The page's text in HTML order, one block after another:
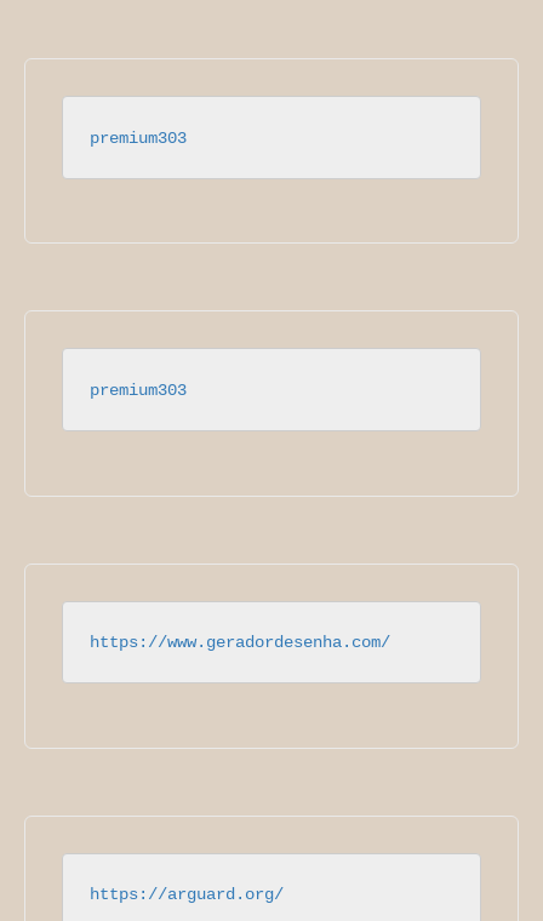
premium303
premium303
https://www.geradordesenha.com/
https://arguard.org/